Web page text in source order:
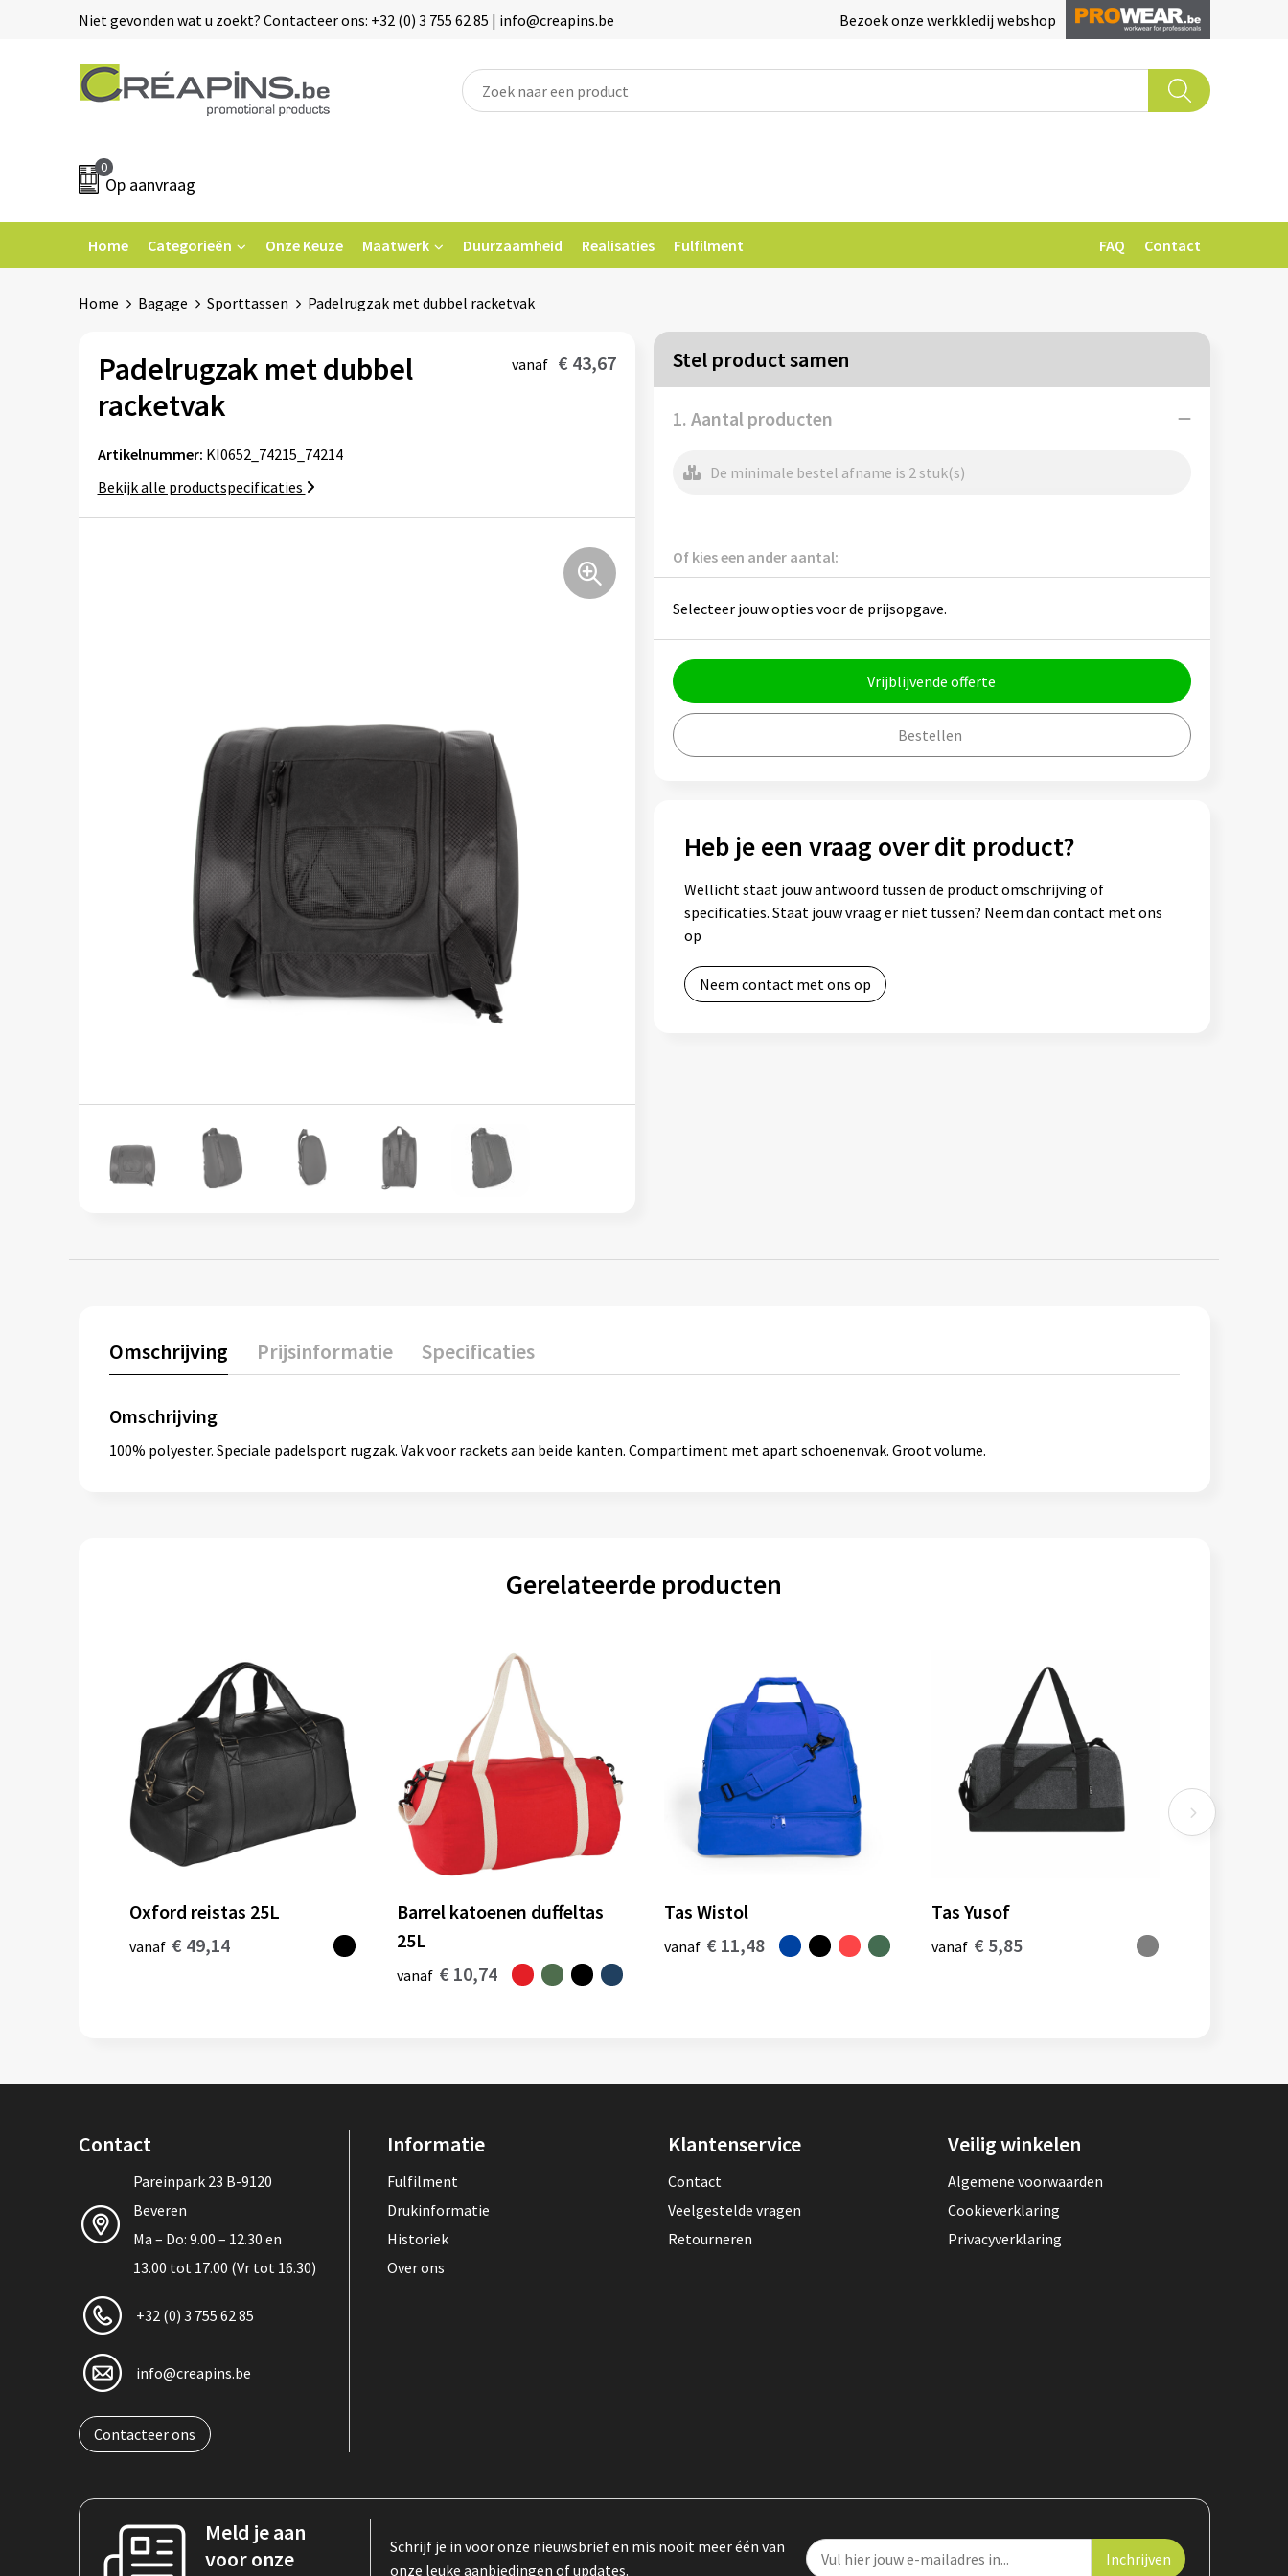
Niet gevonden wat u zoekt? Contacteer ons: +32 (0) 3 755 62 85 | info@creapins.be Bezoek onze werkkledij webshop
0
Op aanvraag
Home Categorieën Onze Keuze Maatwerk Duurzaamheid Realisaties Fulfilment FAQ Contact
Home Bagage Sporttassen Padelrugzak met dubbel racketvak
Padelrugzak met dubbel
racketvak
vanaf € 43,67
Artikelnummer: KI0652_74215_74214
Bekijk alle productspecificaties
Stel product samen
1. Aantal producten
De minimale bestel afname is 2 stuk(s)
Of kies een ander aantal:
Selecteer jouw opties voor de prijsopgave.
Vrijblijvende offerte
Bestellen
Heb je een vraag over dit product?
Wellicht staat jouw antwoord tussen de product omschrijving of
specificaties. Staat jouw vraag er niet tussen? Neem dan contact met ons
op
Neem contact met ons op
Omschrijving Prijsinformatie Specificaties
Omschrijving
100% polyester. Speciale padelsport rugzak. Vak voor rackets aan beide kanten. Compartiment met apart schoenenvak. Groot volume.
Gerelateerde producten
Oxford reistas 25L
vanaf € 49,14
Barrel katoenen duffeltas
25L
vanaf € 10,74
Tas Wistol
vanaf € 11,48
Tas Yusof
vanaf € 5,85
Contact
Pareinpark 23 B-9120
Beveren
Ma – Do: 9.00 – 12.30 en
13.00 tot 17.00 (Vr tot 16.30)
+32 (0) 3 755 62 85
info@creapins.be
Contacteer ons
Informatie
Fulfilment
Drukinformatie
Historiek
Over ons
Klantenservice
Contact
Veelgestelde vragen
Retourneren
Veilig winkelen
Algemene voorwaarden
Cookieverklaring
Privacyverklaring
Meld je aan
voor onze
Schrijf je in voor onze nieuwsbrief en mis nooit meer één van
onze leuke aanbiedingen of updates.